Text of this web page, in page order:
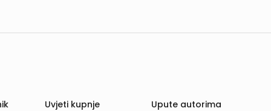
Uvjeti kupnje
Upute autorima